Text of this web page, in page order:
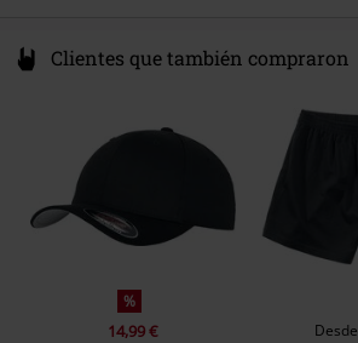
Clientes que también compraron
%
14,99 € Desde